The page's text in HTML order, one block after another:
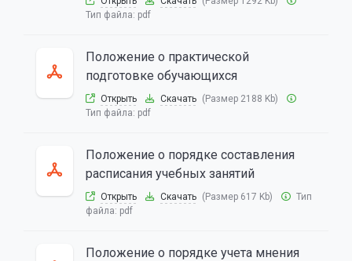
Тип файла: pdf
Положение о практической
подготовке обучающихся
Открыть Скачать (Размер 2188 Kb)
Тип файла: pdf
Положение о порядке составления
расписания учебных занятий
Открыть Скачать (Размер 617 Kb)
Тип
файла: pdf
Положение о порядке учета мнения